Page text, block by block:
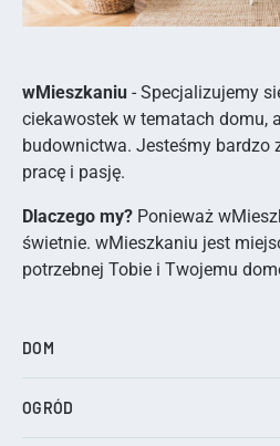
wMieszkaniu - Specjalizujemy
ciekawostek w tematach domu,
budownictwa. Jesteśmy bardzo
pracę i pasję.
Dlaczego my? Ponieważ
świetnie. wMieszkaniu jest
potrzebnej Tobie i Twojemu
DOM
OGRÓD